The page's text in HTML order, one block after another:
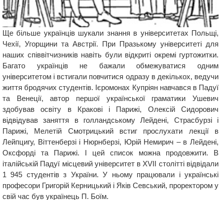
Ще більше українців шукали знання в університетах Польщі,
Чехії, Угорщини та Австрії. При Празькому університеті для
наших співвітчизників навіть були відкриті окремі гуртожитки.
Багато українців не бажали обмежуватися одним
університетом і встигали повчитися одразу в декількох, ведучи
життя бродячих студентів. Ієромонах Купріян навчався в Падуї
та Венеції, автор першої української граматики Ушевич
здобував освіту в Кракові і Парижі, Олексій Сидорович
відвідував заняття в голландському Лейдені, Страсбурзі і
Парижі, Мелетій Смотрицький встиг прослухати лекції в
Лейпцигу, Віттенберзі і Нюрнберзі, Юрій Немирич – в Лейдені,
Оксфорді та Парижі. І цей список можна продовжити. В
італійській Падуї місцевий університет в XVII столітті відвідали
1 945 студентів з України. У ньому працювали і українські
професори Григорій Керницький і Яків Севський, проректором у
свій час був українець П. Боїм.